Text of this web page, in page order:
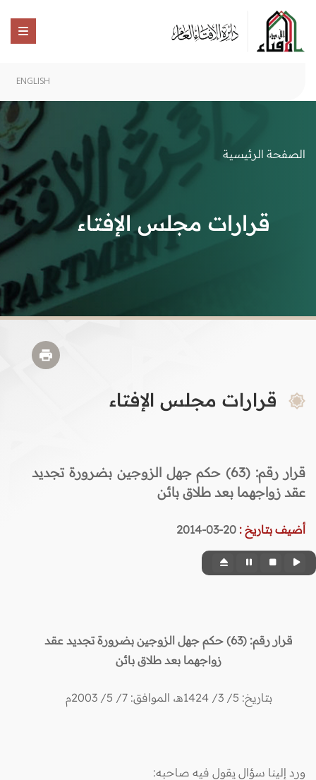
ENGLISH
الصفحة الرئيسية
قرارات مجلس الإفتاء
قرارات مجلس الإفتاء
قرار رقم: (63) حكم جهل الزوجين بضرورة تجديد
عقد زواجهما بعد طلاق بائن
أضيف بتاريخ : 20-03-2014
قرار رقم: (63) حكم جهل الزوجين بضرورة تجديد عقد
زواجهما بعد طلاق بائن
بتاريخ: 5/ 3/ 1424هـ، الموافق: 7/ 5/ 2003م
ورد إلينا سؤال يقول فيه صاحبه: